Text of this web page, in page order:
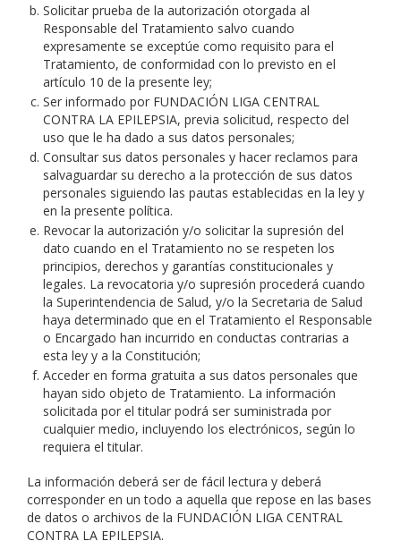
Solicitar prueba de la autorización otorgada al
Responsable del Tratamiento salvo cuando
expresamente se exceptúe como requisito para el
Tratamiento, de conformidad con lo previsto en el
artículo 10 de la presente ley;
Ser informado por FUNDACIÓN LIGA CENTRAL
CONTRA LA EPILEPSIA, previa solicitud, respecto del
uso que le ha dado a sus datos personales;
Consultar sus datos personales y hacer reclamos para
salvaguardar su derecho a la protección de sus datos
personales siguiendo las pautas establecidas en la ley y
en la presente política.
Revocar la autorización y/o solicitar la supresión del
dato cuando en el Tratamiento no se respeten los
principios, derechos y garantías constitucionales y
legales. La revocatoria y/o supresión procederá cuando
la Superintendencia de Salud, y/o la Secretaria de Salud
haya determinado que en el Tratamiento el Responsable
o Encargado han incurrido en conductas contrarias a
esta ley y a la Constitución;
Acceder en forma gratuita a sus datos personales que
hayan sido objeto de Tratamiento. La información
solicitada por el titular podrá ser suministrada por
cualquier medio, incluyendo los electrónicos, según lo
requiera el titular.
La información deberá ser de fácil lectura y deberá
corresponder en un todo a aquella que repose en las bases
de datos o archivos de la FUNDACIÓN LIGA CENTRAL
CONTRA LA EPILEPSIA.